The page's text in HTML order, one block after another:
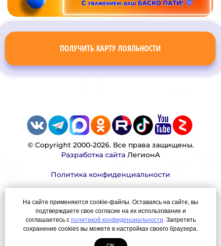
ПОЛУЧИТЬ КАРТУ ЛОЯЛЬНОСТИ
© Copyright 2000-2026. Все права защищены.
Разработка сайтаЛегионА
Политика конфиденциальности
Наша миссия:
Мы — честно, много, давно продаем вещи,
которые Вы ищете. Для нас главная ценность —
На сайте применяются cookie-файлы. Оставаясь на сайте, вы
подтверждаете свое согласие на их использование и
соглашаетесь с политикой конфиденциальности. Запретить
сохранение cookies вы можете в настройках своего браузера.